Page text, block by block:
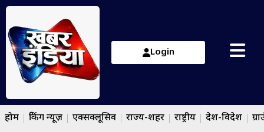
Login
होम ब्रेकिंग न्यूज़ एक्सक्लूसिव राज्य-शहर राष्ट्रीय देश-विदेश